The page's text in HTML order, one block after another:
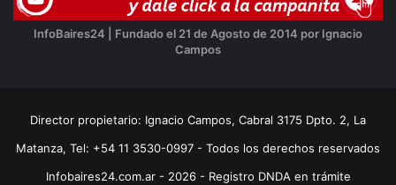
InfoBaires24 | Fundado el 21 de Agosto de 2014 por Ignacio
Campos
Director propietario: Ignacio Campos, Cabral 3175 Dpto. 2, La
Matanza, Tel: +54 11 3530-0997 - Todos los derechos reservados
Infobaires24.com.ar - 2026 - Registro DNDA en trámite